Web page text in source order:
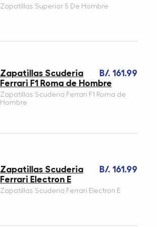
Zapatillas Superior 5 De Hombre
B/. 161.99
Zapatillas Scuderia
Ferrari F1 Roma de Hombre
Zapatillas Scuderia Ferrari F1 Roma de
Hombre
B/. 161.99
Zapatillas Scuderia
Ferrari Electron E
Zapatillas Scuderia Ferrari Electron E